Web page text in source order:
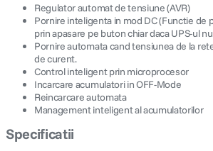
Regulator automat de tensiune (AVR)
Pornire inteligenta in mod DC (Functie de
prin apasare pe buton chiar daca UPS-ul
Pornire automata cand tensiunea de la
de curent.
Control inteligent prin microprocesor
Incarcare acumulatori in OFF-Mode
Reincarcare automata
Management inteligent al acumulatorilor
Specificatii